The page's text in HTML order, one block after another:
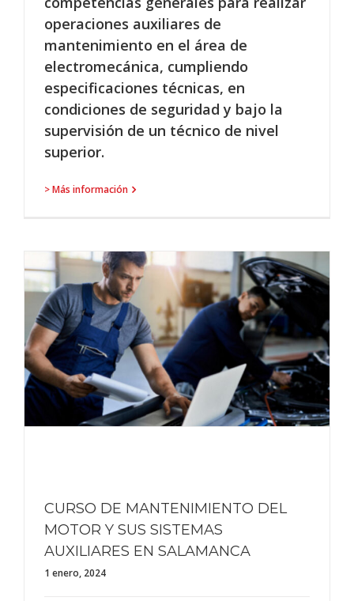
operaciones auxiliares de
mantenimiento en el área de
electromecánica, cumpliendo
especificaciones técnicas, en
condiciones de seguridad y bajo la
supervisión de un técnico de nivel
superior.
> Más información
CURSO DE MANTENIMIENTO DEL
MOTOR Y SUS SISTEMAS
AUXILIARES EN SALAMANCA
1 enero, 2024